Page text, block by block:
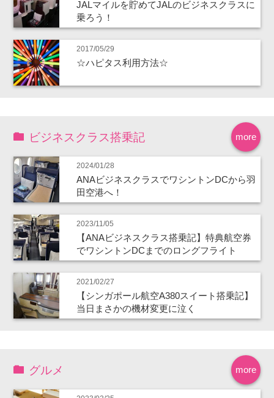
JALマイルを貯めてJALのビジネスクラスに
乗ろう！
2017/05/29
☆ハピタス利用方法☆
more
ビジネスクラス搭乗記
2024/01/28
ANAビジネスクラスでワシントンDCから羽
田空港へ！
2023/11/05
【ANAビジネスクラス搭乗記】特典航空券
でワシントンDCまでのロングフライト
2021/02/27
【シンガポール航空A380スイート搭乗記】
当日まさかの機材変更に泣く
more
グルメ